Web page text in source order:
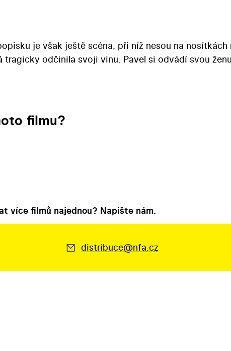
je však ještě scéna, při níž nesou na nosítkách
odčinila svoji vinu. Pavel si odvádí svou
filmu?
více filmů najednou? Napište nám.
distribuce@nfa.cz